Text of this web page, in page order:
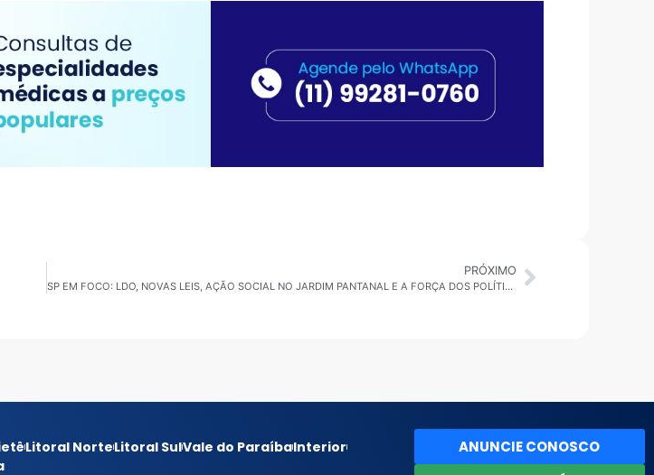
PRÓXIMO
SP EM FOCO: LDO, NOVAS LEIS, AÇÃO SOCIAL NO JARDIM PANTANAL E A FORÇA DOS POLÍTICOS INFLUENCIADORES | POR MAURÍCIO MARTINS
Litoral NorteLitoral SulVale do ParaíbaInterior
ANUNCIE CONOSCO